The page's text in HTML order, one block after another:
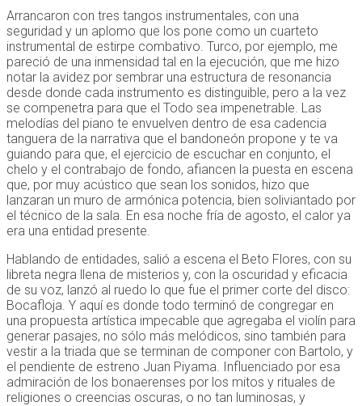
Arrancaron con tres tangos instrumentales, con una
seguridad y un aplomo que los pone como un cuarteto
instrumental de estirpe combativo. Turco, por ejemplo, me
pareció de una inmensidad tal en la ejecución, que me hizo
notar la avidez por sembrar una estructura de resonancia
desde donde cada instrumento es distinguible, pero a la vez
se compenetra para que el Todo sea impenetrable. Las
melodías del piano te envuelven dentro de esa cadencia
tanguera de la narrativa que el bandoneón propone y te va
guiando para que, el ejercicio de escuchar en conjunto, el
chelo y el contrabajo de fondo, afiancen la puesta en escena
que, por muy acústico que sean los sonidos, hizo que
lanzaran un muro de armónica potencia, bien soliviantado por
el técnico de la sala. En esa noche fría de agosto, el calor ya
era una entidad presente.
Hablando de entidades, salió a escena el Beto Flores, con su
libreta negra llena de misterios y, con la oscuridad y eficacia
de su voz, lanzó al ruedo lo que fue el primer corte del disco:
Bocafloja. Y aquí es donde todo terminó de congregar en
una propuesta artística impecable que agregaba el violín para
generar pasajes, no sólo más melódicos, sino también para
vestir a la triada que se terminan de componer con Bartolo, y
el pendiente de estreno Juan Piyama. Influenciado por esa
admiración de los bonaerenses por los mitos y rituales de
religiones o creencias oscuras, o no tan luminosas, y